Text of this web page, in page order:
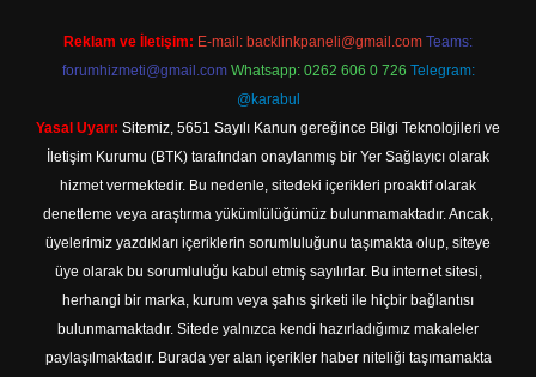
Reklam ve İletişim: E-mail: backlinkpaneli@gmail.com Teams:
forumhizmeti@gmail.com Whatsapp: 0262 606 0 726 Telegram:
@karabul
Yasal Uyarı: Sitemiz, 5651 Sayılı Kanun gereğince Bilgi Teknolojileri ve
İletişim Kurumu (BTK) tarafından onaylanmış bir Yer Sağlayıcı olarak
hizmet vermektedir. Bu nedenle, sitedeki içerikleri proaktif olarak
denetleme veya araştırma yükümlülüğümüz bulunmamaktadır. Ancak,
üyelerimiz yazdıkları içeriklerin sorumluluğunu taşımakta olup, siteye
üye olarak bu sorumluluğu kabul etmiş sayılırlar. Bu internet sitesi,
herhangi bir marka, kurum veya şahıs şirketi ile hiçbir bağlantısı
bulunmamaktadır. Sitede yalnızca kendi hazırladığımız makaleler
paylaşılmaktadır. Burada yer alan içerikler haber niteliği taşımamakta